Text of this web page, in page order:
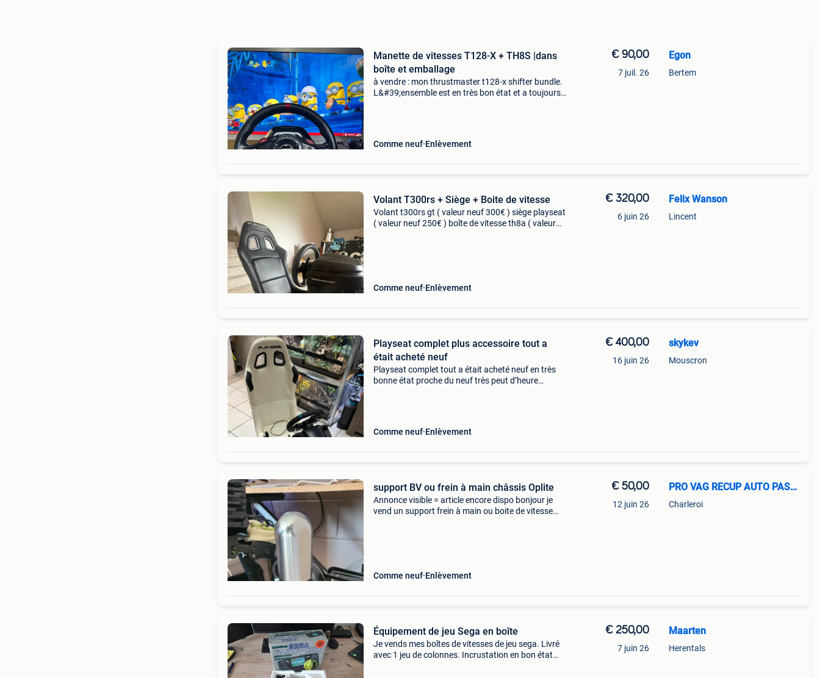
Manette de vitesses T128-X + TH8S |dans
boîte et emballage
à vendre : mon thrustmaster t128-x shifter bundle.
L&#39;ensemble est en très bon état et a toujours
Comme neuf Enlèvement
€ 90,00
7 juil. 26
Egon
Bertem
Volant T300rs + Siège + Boite de vitesse
Volant t300rs gt ( valeur neuf 300€ ) siège playseat
( valeur neuf 250€ ) boîte de vitesse th8a ( valeur
Comme neuf Enlèvement
€ 320,00
6 juin 26
Felix Wanson
Lincent
Playseat complet plus accessoire tout a
était acheté neuf
Playseat complet tout a était acheté neuf en très
bonne état proche du neuf très peut d’heure
Comme neuf Enlèvement
€ 400,00
16 juin 26
skykev
Mouscron
support BV ou frein à main châssis Oplite
Annonce visible = article encore dispo bonjour je
vend un support frein à main ou boite de vitesse
Comme neuf Enlèvement
€ 50,00
12 juin 26
PRO VAG RECUP AUTO PASSION
Charleroi
Équipement de jeu Sega en boîte
Je vends mes boîtes de vitesses de jeu sega. Livré
avec 1 jeu de colonnes. Incrustation en bon état
€ 250,00
7 juin 26
Maarten
Herentals